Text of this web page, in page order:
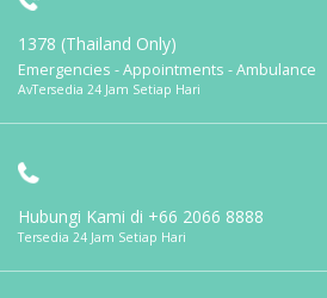
1378 (Thailand Only)
Emergencies - Appointments - Ambulance
AvTersedia 24 Jam Setiap Hari
Hubungi Kami di +66 2066 8888
Tersedia 24 Jam Setiap Hari